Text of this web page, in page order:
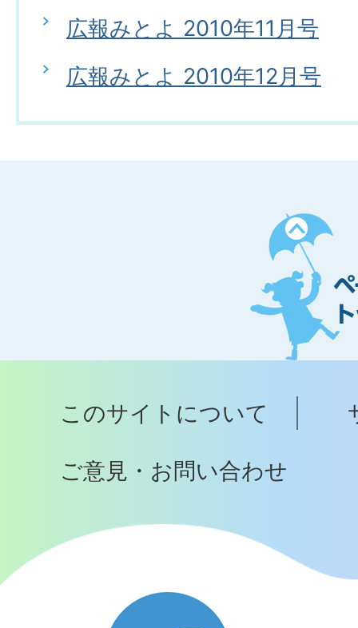
広報みとよ 2010年11月号
広報みとよ 2010年12月号
ペ
ー
ジ
ト
ッ
へ
このサイトについて
ご意見・お問い合わせ